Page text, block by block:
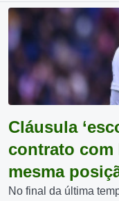
Cláusula
contrato com
mesma
No final da última